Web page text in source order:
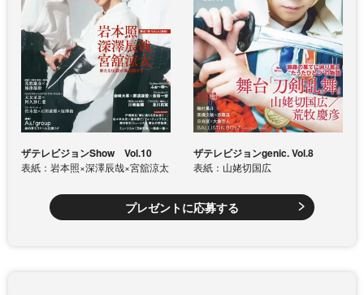
ザテレビジョンShow Vol.10
表紙：岩本照×深澤辰哉×宮舘涼太
ザテレビジョンgenic. Vol.8
表紙：山姥切国広
プレゼントに応募する